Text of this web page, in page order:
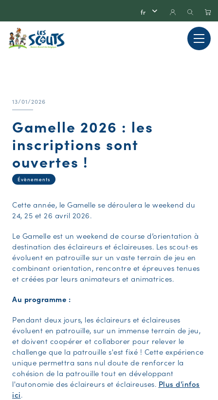
13/01/2026
Gamelle 2026 : les
inscriptions sont
ouvertes !
Évènements
Cette année, le Gamelle se déroulera le weekend du
24, 25 et 26 avril 2026.
Le Gamelle est un weekend de course d’orientation à
destination des éclaireurs et éclaireuses. Les scout·es
évoluent en patrouille sur un vaste terrain de jeu en
combinant orientation, rencontre et épreuves tenues
et créées par leurs animateurs et animatrices.
Au programme :
Pendant deux jours, les éclaireurs et éclaireuses
évoluent en patrouille, sur un immense terrain de jeu,
et doivent coopérer et collaborer pour relever le
challenge que la patrouille s'est fixé ! Cette expérience
unique permettra sans nul doute de renforcer la
cohésion de la patrouille tout en développant
l'autonomie des éclaireurs et éclaireuses. Plus d'infos
ici.